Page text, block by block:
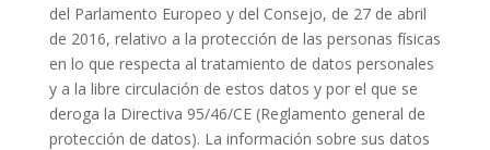
del Parlamento Europeo y del Consejo, de 27 de abril
de 2016, relativo a la protección de las personas físicas
en lo que respecta al tratamiento de datos personales
y a la libre circulación de estos datos y por el que se
deroga la Directiva 95/46/CE (Reglamento general de
protección de datos). La información sobre sus datos